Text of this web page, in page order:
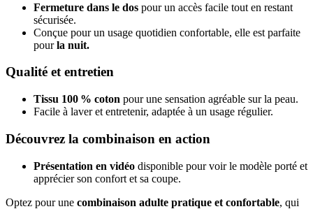
Fermeture dans le dos pour un accès facile tout en restant
sécurisée.
Conçue pour un usage quotidien confortable, elle est parfaite
pourla nuit.
Qualité et entretien
Tissu 100 % coton pour une sensation agréable sur la peau.
Facile à laver et entretenir, adaptée à un usage régulier.
Découvrez la combinaison en action
Présentation en vidéo disponible pour voir le modèle porté et
apprécier son confort et sa coupe.
Optez pour une combinaison adulte pratique et confortable, qui